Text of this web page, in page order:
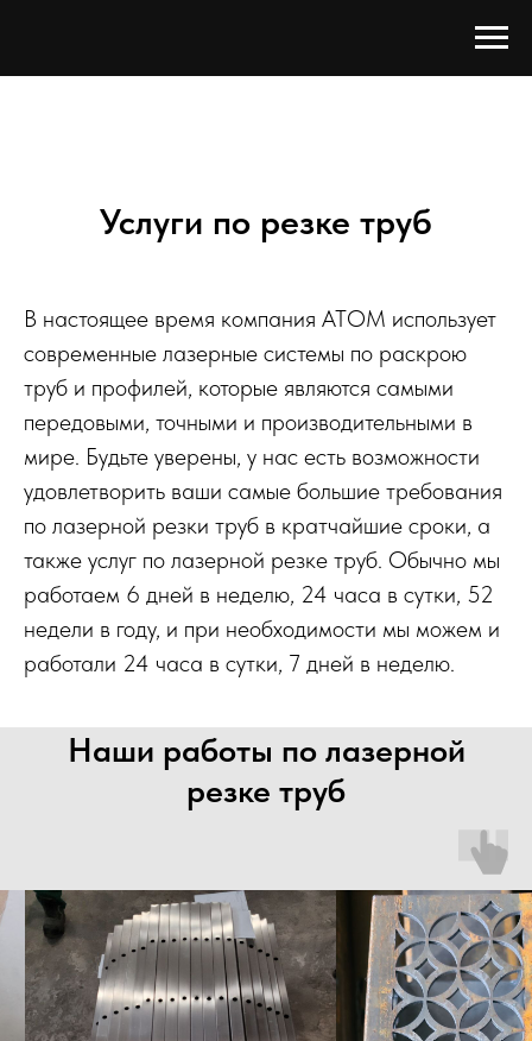
Услуги по резке труб
В настоящее время компания АТОМ использует
современные лазерные системы по раскрою
труб и профилей, которые являются самыми
передовыми, точными и производительными в
мире. Будьте уверены, у нас есть возможности
удовлетворить ваши самые большие требования
по лазерной резки труб в кратчайшие сроки, а
также услуг по лазерной резке труб. Обычно мы
работаем 6 дней в неделю, 24 часа в сутки, 52
недели в году, и при необходимости мы можем и
работали 24 часа в сутки, 7 дней в неделю.
Наши работы по лазерной
резке труб